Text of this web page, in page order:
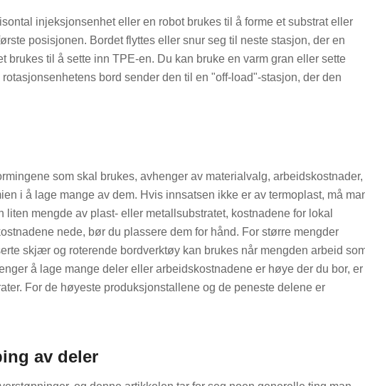
injeksjonsenhet eller en robot brukes til å forme et substrat eller
posisjonen. Bordet flyttes eller snur seg til neste stasjon, der en
til å sette inn TPE-en. Du kan bruke en varm gran eller sette
bord sender den til en "off-load"-stasjon, der den
som skal brukes, avhenger av materialvalg, arbeidskostnader,
i å lage mange av dem. Hvis innsatsen ikke er av termoplast, må
mengde av plast- eller metallsubstratet, kostnadene for lokal
nede, bør du plassere dem for hånd. For større mengder
skjær og roterende bordverktøy kan brukes når mengden arbeid
å lage mange deler eller arbeidskostnadene er høye der du bor, er
For de høyeste produksjonstallene og de peneste delene er
av deler